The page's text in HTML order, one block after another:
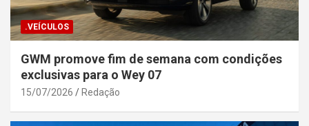
.VEÍCULOS
GWM promove fim de semana com condições
exclusivas para o Wey 07
15/07/2026 Redação